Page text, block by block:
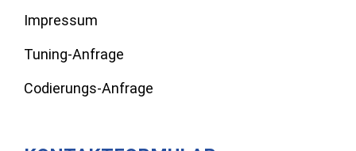
Impressum
Tuning-Anfrage
Codierungs-Anfrage